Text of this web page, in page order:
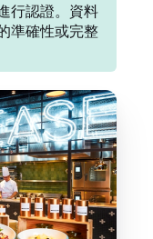
行認證。資料
準確性或完整